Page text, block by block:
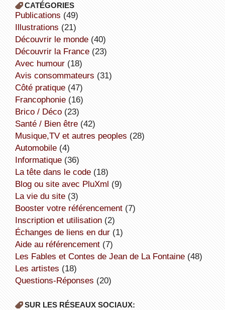
CATÉGORIES
publications (49)
illustrations (21)
découvrir le monde(40)
découvrir la France(23)
avec humour(18)
avis consommateurs (31)
côté pratique(47)
Francophonie(16)
Brico / Déco(23)
Santé / Bien être(42)
Musique,TV et autres peoples (28)
Automobile(4)
informatique(36)
la tête dans le code(18)
Blog ou site avec PluXml (9)
la vie du site(3)
booster votre référencement(7)
inscription et utilisation(2)
échanges de liens en dur(1)
aide au référencement(7)
Les Fables et Contes de Jean de La Fontaine(48)
Les artistes (18)
Questions-Réponses (20)
SUR LES RÉSEAUX SOCIAUX: